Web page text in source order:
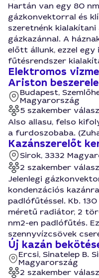
Hartán van egy 80
gázkonvektorral és
szeretnénk kialakítani
gázkazánnal. A
előtt állunk, ezzel egy
fűtésrendszer
Elektromos
Ariston
Budapest,
Magyarország
5 szakember
Also allasu, felso
a furdoszobaba.
Kazánszerelőt
Sirok, 3332
2 szakember
Jelenlegi
kondenzációs
padlófűtéssel. Kb.
méretű radiátor, 2
nm2-en padlófűtés.
szennyvízcsövek
Új kazán
Ercsi, Sinatelep B.
Magyarország
2 szakember